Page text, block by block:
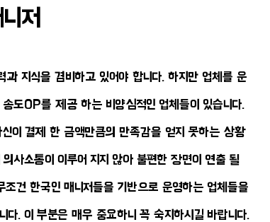
저
지식을 겸비하고 있어야 합니다. 하지만 업체를 운
도OP를 제공 하는 비양심적인 업체들이 있습니다.
이 결제 한 금액만큼의 만족감을 얻지 못하는 상황
사소통이 이루어 지지 않아 불편한 장면이 연출 될
건 한국인 매니저들을 기반으로 운영하는 업체들을
. 이 부분은 매우 중요하니 꼭 숙지하시길 바랍니다.